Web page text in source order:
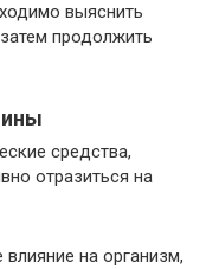
выяснить
продолжить
средства,
отразиться на
на организм,